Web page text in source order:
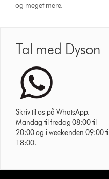
og meget mere.
Tal med Dyson
Skriv til os på WhatsApp.
Mandag til fredag 08:00 til
20:00 og i weekenden 09:00 til
18:00.